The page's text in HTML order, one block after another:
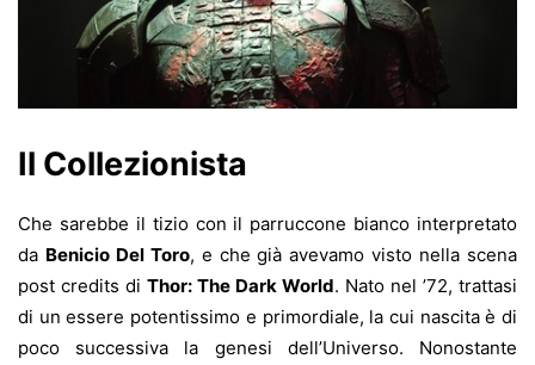
Il Collezionista
Che sarebbe il tizio con il parruccone bianco interpretato
da Benicio Del Toro, e che già avevamo visto nella scena
post credits di Thor: The Dark World. Nato nel ’72, trattasi
di un essere potentissimo e primordiale, la cui nascita è di
poco successiva la genesi dell’Universo. Nonostante